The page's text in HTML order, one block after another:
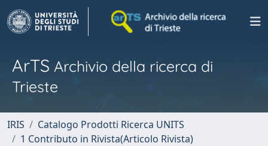
ArTS Archivio della ricerca di
Trieste
IRIS
Catalogo Prodotti Ricerca UNITS
1 Contributo in Rivista(Articolo Rivista)